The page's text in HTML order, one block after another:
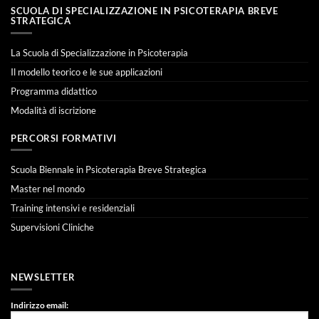
SCUOLA DI SPECIALIZZAZIONE IN PSICOTERAPIA BREVE
STRATEGICA
La Scuola di Specializzazione in Psicoterapia
Il modello teorico e le sue applicazioni
Programma didattico
Modalità di iscrizione
PERCORSI FORMATIVI
Scuola Biennale in Psicoterapia Breve Strategica
Master nel mondo
Training intensivi e residenziali
Supervisioni Cliniche
NEWSLETTER
Indirizzo email: